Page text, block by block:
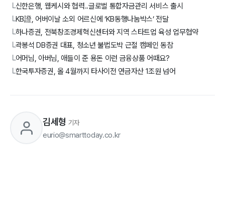
└신한은행, 웹케시와 협력..글로벌 통합자금관리 서비스 출시
└KB證, 어버이날 소외 어르신에 ‘KB동행나눔박스’ 전달
└하나증권, 전북창조경제혁신센터와 지역 스타트업 육성 업무협약
└곽봉석 DB증권 대표, 청소년 불법도박 근절 캠페인 동참
└어머님, 아버님, 애들이 준 용돈 이런 금융상품 어때요?
└한국투자증권, 올 4월까지 타사이전 연금자산 1조원 넘어
김세형 기자
eurio@smarttoday.co.kr